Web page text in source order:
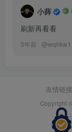
小薛
刷新再看看
3年前 @wqhkw1
友情链接
Copyright